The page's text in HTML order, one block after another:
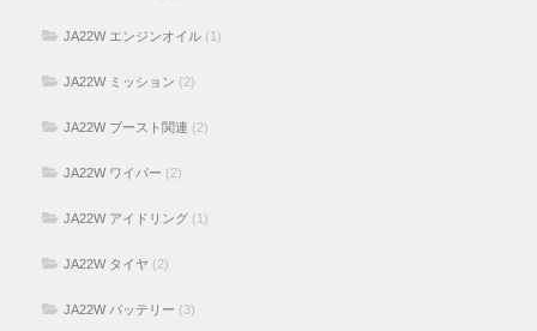
JA22W エンジンオイル (1)
JA22W ミッション (2)
JA22W ブースト関連 (2)
JA22W ワイパー (2)
JA22W アイドリング (1)
JA22W タイヤ (2)
JA22W バッテリー (3)